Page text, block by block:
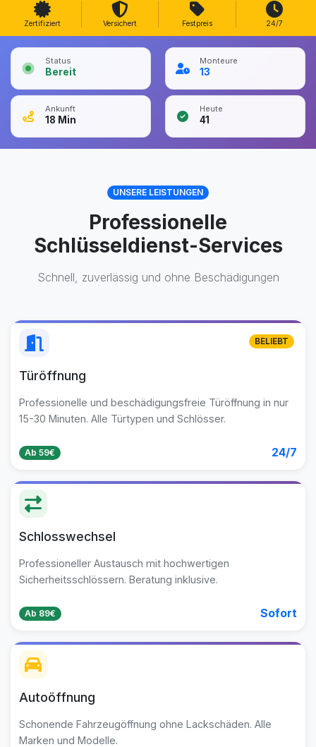
Zertifiziert Versichert Festpreis 24/7
Status
Bereit
Monteure
13
Ankunft
18 Min
Heute
41
UNSERE LEISTUNGEN
Professionelle
Schlüsseldienst-Services
Schnell, zuverlässig und ohne Beschädigungen
Türöffnung
Professionelle und beschädigungsfreie Türöffnung in nur
15-30 Minuten. Alle Türtypen und Schlösser.
Ab 59€ 24/7
BELIEBT
Schlosswechsel
Professioneller Austausch mit hochwertigen
Sicherheitsschlössern. Beratung inklusive.
Ab 89€ Sofort
Autoöffnung
Schonende Fahrzeugöffnung ohne Lackschäden. Alle
Marken und Modelle.